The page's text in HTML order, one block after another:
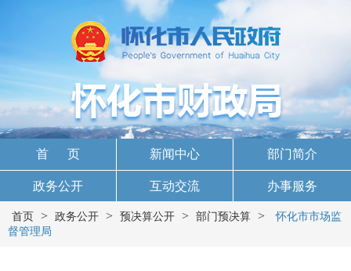
首 页 新闻中心 部门简介
政务公开 互动交流 办事服务
首页 > 政务公开 > 预决算公开 > 部门预决算 >
怀化市市场监
督管理局